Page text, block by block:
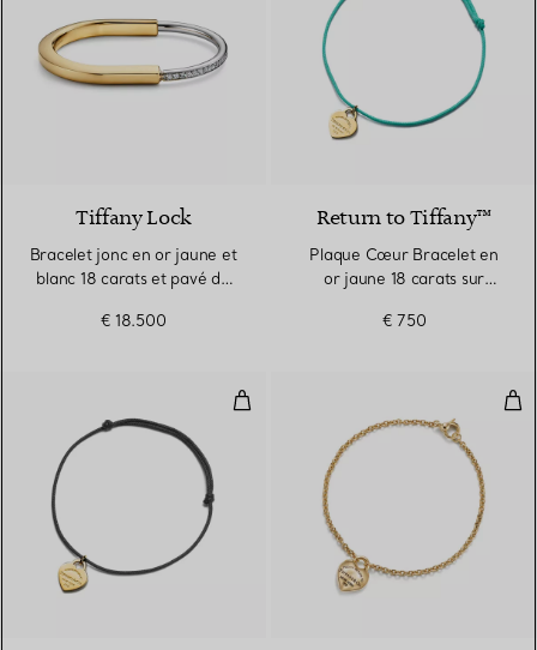
Tiffany Lock
Bracelet jonc en or jaune et
blanc 18 carats et pavé de
€ 18.500
Return to Tiffany™
Plaque Cœur Bracelet en
or jaune 18 carats sur
€ 750
Plaque Cœur Bracelet en or